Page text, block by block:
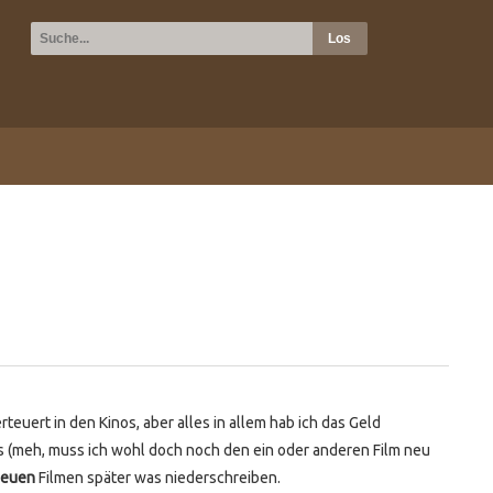
in den Kinos, aber alles in allem hab ich das Geld
muss ich wohl doch noch den ein oder anderen Film neu
Filmen später was niederschreiben.